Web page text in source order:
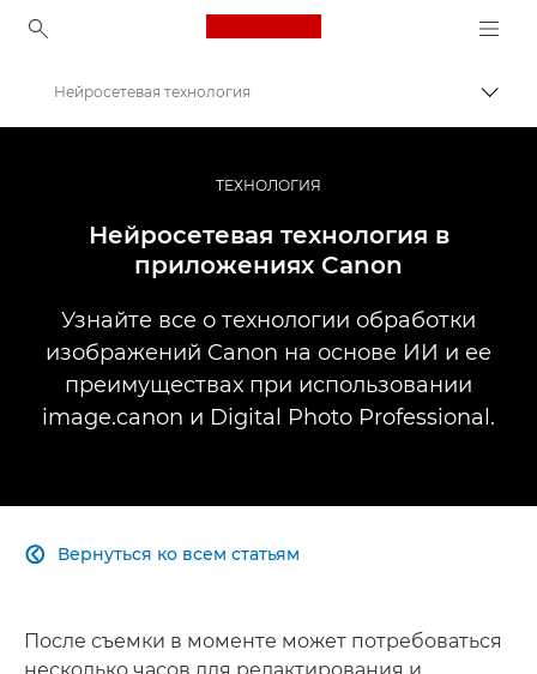
Canon Logo, back to
Профессиональная фото- и видеосъемка
Информационный банк: информационный ресурс для фотографов
Нейросетевая технология
ТЕХНОЛОГИЯ
Нейросетевая технология в
приложениях Canon
Узнайте все о технологии обработки
изображений Canon на основе ИИ и ее
преимуществах при использовании
image.canon и Digital Photo Professional.
Вернуться ко всем статьям

После съемки в моменте может потребоваться